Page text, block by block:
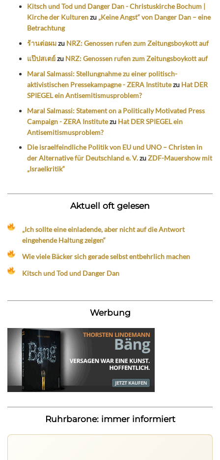
Kitsch und Tod und Danger Dan - Christuskirche Bochum |
Kirche der Kulturenzu „Keine Angst“ von Danger Dan – eine
Betrachtung
ร้านต่อผมzu NRZ: Genossen rufen zum Zeitungsboykott auf
แป๊ปสเตย์zu NRZ: Genossen rufen zum Zeitungsboykott auf
Maral Salmassi: Stellungnahme zu einer politisch-
aktivistischen Pressekampagne - ZERA Institutezu Hat DER
SPIEGEL ein Antisemitismusproblem?
Maral Salmassi: Statement on a Politically Motivated Press
Campaign - ZERA Institutezu Hat DER SPIEGEL ein
Antisemitismusproblem?
Die israelfeindliche Politik von EU und UNO – Christen in
der Alternative für Deutschland e. V.zuZDF-Mauershow mit
„Israelkritik“
Aktuell oft gelesen
„Ich sollte eine einladende, aber nicht auf die Antwort
eingehende Haltung zeigen“
Wie viele Bäcker sich gerade selbst entbehrlich machen
Kitsch und Tod und Danger Dan
Werbung
Ruhrbarone: immer informiert